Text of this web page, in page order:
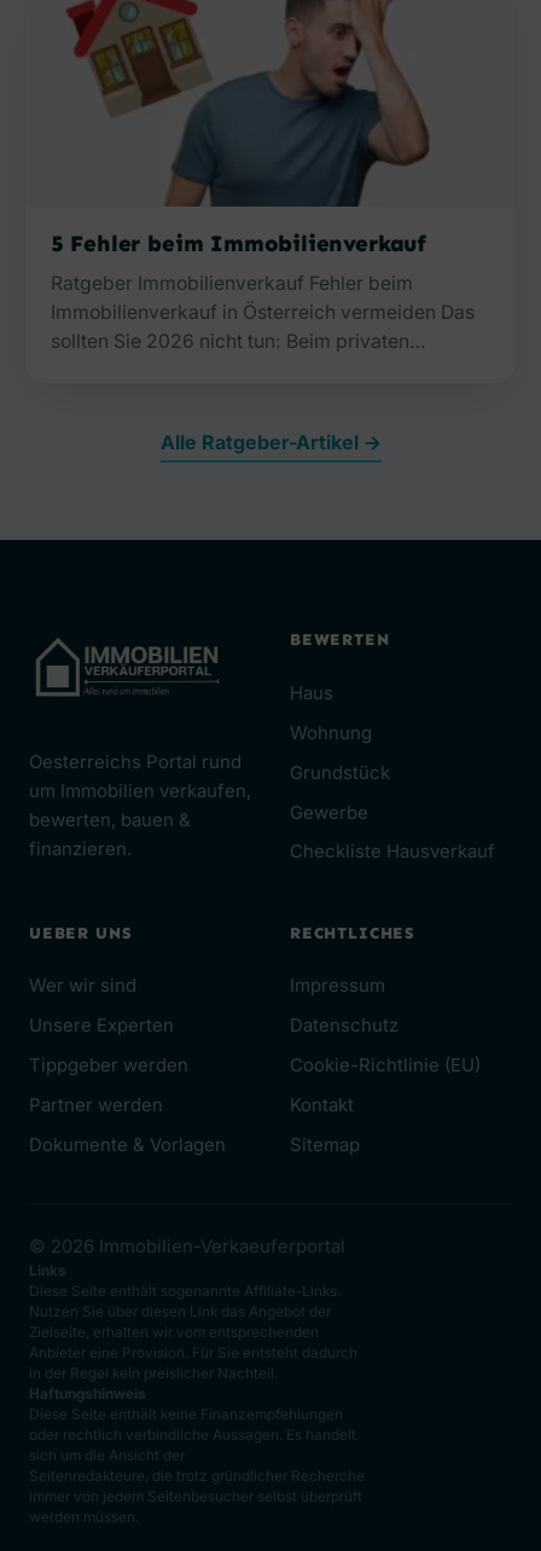
5 Fehler beim Immobilienverkauf
Ratgeber Immobilienverkauf Fehler beim
Immobilienverkauf in Österreich vermeiden Das
sollten Sie 2026 nicht tun: Beim privaten…
Alle Ratgeber-Artikel →
Oesterreichs Portal rund
um Immobilien verkaufen,
bewerten, bauen &
finanzieren.
BEWERTEN
Haus
Wohnung
Grundstück
Gewerbe
Checkliste Hausverkauf
UEBER UNS
Wer wir sind
Unsere Experten
Tippgeber werden
Partner werden
Dokumente & Vorlagen
RECHTLICHES
Impressum
Datenschutz
Cookie-Richtlinie (EU)
Kontakt
Sitemap
© 2026 Immobilien-Verkaeuferportal
Links
Diese Seite enthält sogenannte Affiliate-Links.
Nutzen Sie über diesen Link das Angebot der
Zielseite, erhalten wir vom entsprechenden
Anbieter eine Provision. Für Sie entsteht dadurch
in der Regel kein preislicher Nachteil.
Haftungshinweis
Diese Seite enthält keine Finanzempfehlungen
oder rechtlich verbindliche Aussagen. Es handelt
sich um die Ansicht der
Seitenredakteure, die trotz gründlicher Recherche
immer von jedem Seitenbesucher selbst überprüft
werden müssen.